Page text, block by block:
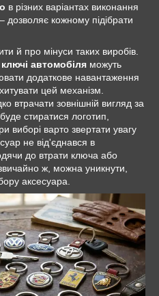
в різних варіантах виконання
кожному підібрати
й про мінуси таких виробів.
автомобіля можуть
додаткове навантаження
цей механізм.
втрачати зовнішній вигляд за
стиратися логотип,
виборі варто звертати увагу
не від'єднався в
до втрати ключа або
ж, можна уникнути,
аксесуара.